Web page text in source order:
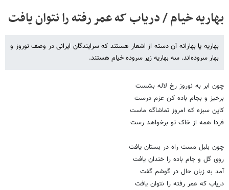
بهاریه خیام / دریاب که عمر رفته را نتوان یافت
بهاریه یا بهارانه آن دسته از اشعار هستند که سرایندگان ایرانی در وصف نوروز و
بهار سروده‌اند. سه بهاریه زیر سروده خیام هستند.
چون ابر به نوروز رخ لاله بشست
برخیز و بجام باده کن عزم درست
کاین سبزه که امروز تماشاگه ماست
فردا همه از خاک تو برخواهد رست
چون بلبل مست راه در بستان یافت
روی گل و جام باده را خندان یافت
آمد به زبان حال در گوشم گفت
دریاب که عمر رفته را نتوان یافت